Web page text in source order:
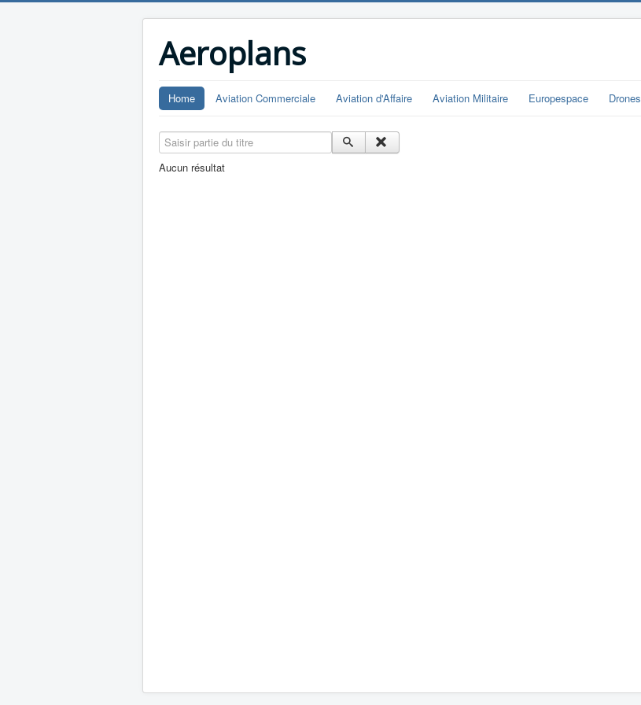
Aeroplans
Home Aviation Commerciale Aviation d'Affaire Aviation Militaire Europespace Drones
Saisir partie du titre
Aucun résultat